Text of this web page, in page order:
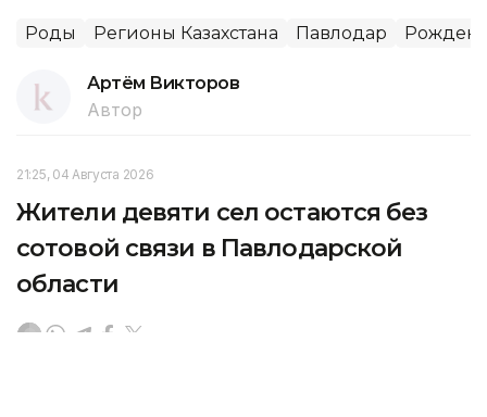
Роды Регионы Казахстана Павлодар
Артём Викторов
Автор
21:25, 04 Августа 2026
Жители девяти сел остаются без
сотовой связи в Павлодарской
области